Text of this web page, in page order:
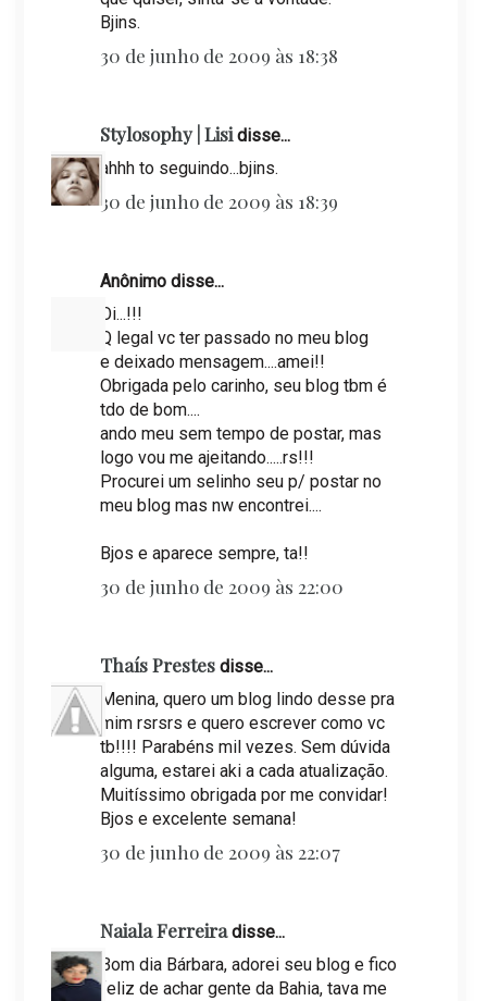
Bjins.
30 de junho de 2009 às 18:38
Stylosophy | Lisidisse...
ahhh to seguindo...bjins.
30 de junho de 2009 às 18:39
Anônimo disse...
Oi...!!!
Q legal vc ter passado no meu blog
e deixado mensagem....amei!!
Obrigada pelo carinho, seu blog tbm é
tdo de bom....
ando meu sem tempo de postar, mas
logo vou me ajeitando.....rs!!!
Procurei um selinho seu p/ postar no
meu blog mas nw encontrei....
Bjos e aparece sempre, ta!!
30 de junho de 2009 às 22:00
Thaís Prestesdisse...
Menina, quero um blog lindo desse pra
mim rsrsrs e quero escrever como vc
tb!!!! Parabéns mil vezes. Sem dúvida
alguma, estarei aki a cada atualização.
Muitíssimo obrigada por me convidar!
Bjos e excelente semana!
30 de junho de 2009 às 22:07
Naiala Ferreiradisse...
Bom dia Bárbara, adorei seu blog e fico
feliz de achar gente da Bahia, tava me